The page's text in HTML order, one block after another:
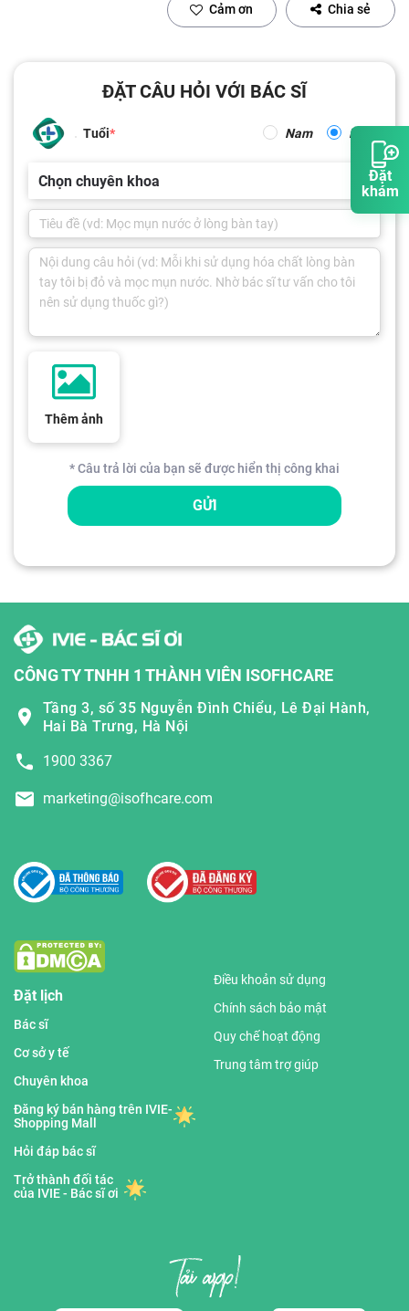
Đặt
khám
Cảm ơn Chia sẻ
ĐẶT CÂU HỎI VỚI BÁC SĨ
Tuổi Nam Nữ
Chọn chuyên khoa
Thêm ảnh
* Câu trả lời của bạn sẽ được hiển thị công khai
GỬI
CÔNG TY TNHH 1 THÀNH VIÊN ISOFHCARE
Tầng 3, số 35 Nguyễn Đình Chiểu, Lê Đại Hành,
Hai Bà Trưng, Hà Nội
1900 3367
marketing@isofhcare.com
Đặt lịch
Bác sĩ
Cơ sở y tế
Chuyên khoa
Đăng ký bán hàng trên IVIE-
Shopping Mall
Hỏi đáp bác sĩ
Trở thành đối tác
của IVIE - Bác sĩ ơi
Điều khoản sử dụng
Chính sách bảo mật
Quy chế hoạt động
Trung tâm trợ giúp